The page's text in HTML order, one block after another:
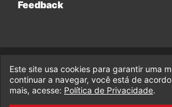
Feedback
© 2017-2026 Legado da Marvel, uma
Enterprises.
Este site usa cookies para garantir uma
continuar a navegar, você está de
mais, acesse: Política de Privacidade.